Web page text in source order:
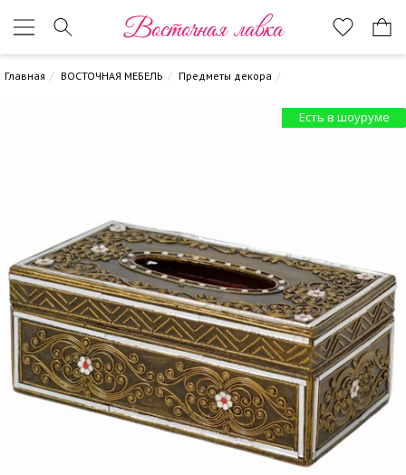
Восточная лавка
Главная ВОСТОЧНАЯ МЕБЕЛЬ Предметы декора
Есть в шоуруме